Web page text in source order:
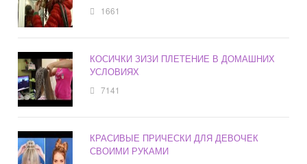
1661
КОСИЧКИ ЗИЗИ ПЛЕТЕНИЕ В ДОМАШНИХ
УСЛОВИЯХ
7141
КРАСИВЫЕ ПРИЧЕСКИ ДЛЯ ДЕВОЧЕК
СВОИМИ РУКАМИ